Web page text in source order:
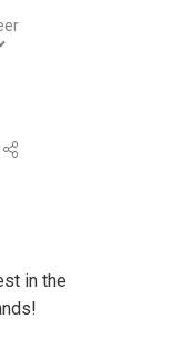
in the